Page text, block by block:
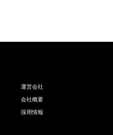
運営会社
会社概要
採用情報